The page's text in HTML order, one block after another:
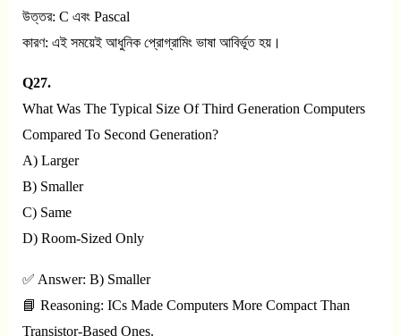
উত্তর: C এবং Pascal
কারণ: এই সময়েই আধুনিক প্রোগ্রামিং ভাষা আবির্ভূত হয়।
Q27.
What Was The Typical Size Of Third Generation Computers
Compared To Second Generation?
A) Larger
B) Smaller
C) Same
D) Room-Sized Only
✅ Answer: B) Smaller
📘 Reasoning: ICs Made Computers More Compact Than
Transistor-Based Ones.